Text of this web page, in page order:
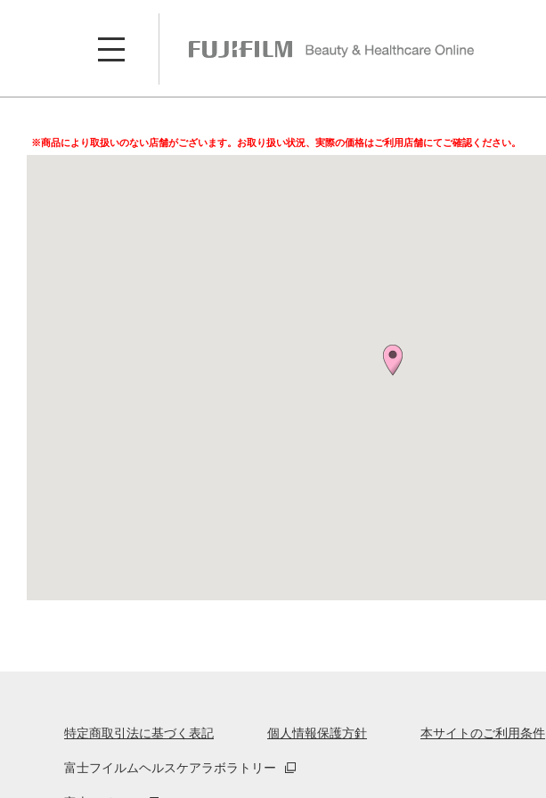
※商品により取扱いのない店舗がございます。お取り扱い状況、実際の価格はご利用店舗にてご確認ください。
特定商取引法に基づく表記 個人情報保護方針 本サイトのご利用条件
富士フイルムヘルスケアラボラトリー